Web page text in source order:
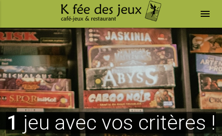
menu
1 jeu avec vos critères !